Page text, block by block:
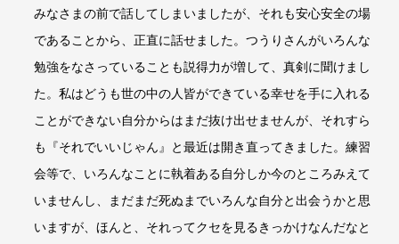
みなさまの前で話してしまいましたが、それも安心安全の場
であることから、正直に話せました。つうりさんがいろんな
勉強をなさっていることも説得力が増して、真剣に聞けまし
た。私はどうも世の中の人皆ができている幸せを手に入れる
ことができない自分からはまだ抜け出せませんが、それすら
も『それでいいじゃん』と最近は開き直ってきました。練習
会等で、いろんなことに執着ある自分しか今のところみえて
いませんし、まだまだ死ぬまでいろんな自分と出会うかと思
いますが、ほんと、それってクセを見るきっかけなんだなと